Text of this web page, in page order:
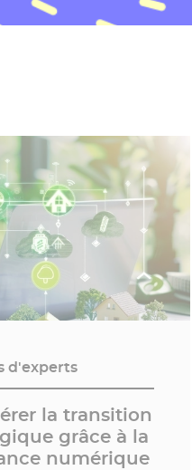
d'experts
la transition
grâce à la
numérique